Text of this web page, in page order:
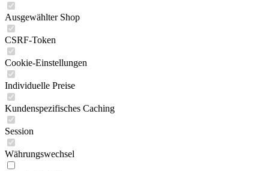
Ausgewählter Shop
CSRF-Token
Cookie-Einstellungen
Individuelle Preise
Kundenspezifisches Caching
Session
Währungswechsel